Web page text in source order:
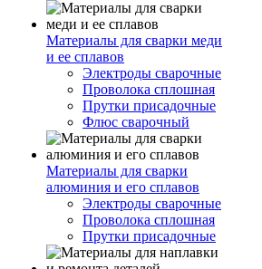
Материалы для сварки меди
и ее сплавов
Электроды сварочные
Проволока сплошная
Прутки присадочные
Флюс сварочный
Материалы для сварки
алюминия и его сплавов
Электроды сварочные
Проволока сплошная
Прутки присадочные